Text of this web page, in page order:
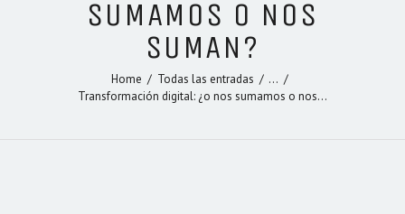
SUMAMOS O NOS
SUMAN?
Home Todas las entradas
...
Transformación digital: ¿o nos sumamos o nos...